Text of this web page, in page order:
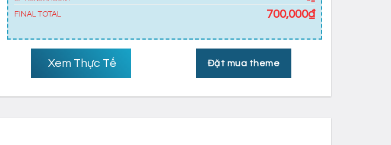
FINAL TOTAL
700,000₫
Đặt mua theme
Xem Thực Tế